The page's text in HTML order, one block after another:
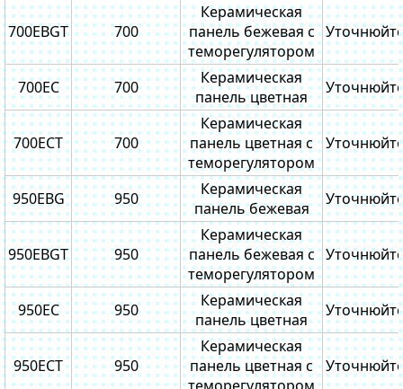
700EBGT 700
Керамическая
панель бежевая с
теморегулятором
700EC 700
Керамическая
панель цветная
700ECT 700
Керамическая
панель цветная с
теморегулятором
950EBG 950
Керамическая
панель бежевая
950EBGT 950
Керамическая
панель бежевая с
теморегулятором
950EC 950
Керамическая
панель цветная
950ECT 950
Керамическая
панель цветная с